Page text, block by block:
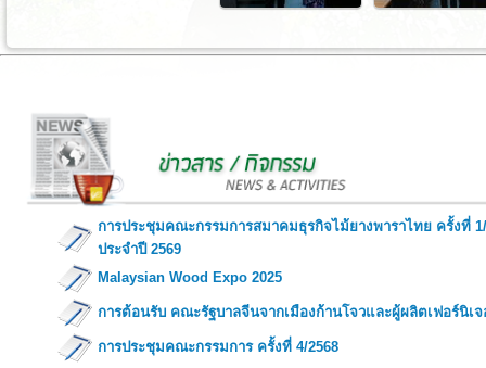
การประชุมคณะกรรมการสมาคมธุรกิจไม้ยางพาราไทย ครั้งที่
ประจำปี 2569
Malaysian Wood Expo 2025
การต้อนรับ คณะรัฐบาลจีนจากเมืองก้านโจวและผู้ผลิตเฟอร์นิเ
การประชุมคณะกรรมการ ครั้งที่ 4/2568